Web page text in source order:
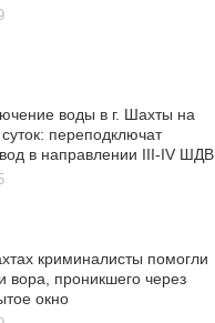
воды в г. Шахты на
переподключат
в направлении III-IV ШДВ
криминалисты помогли
вора, проникшего через
окно